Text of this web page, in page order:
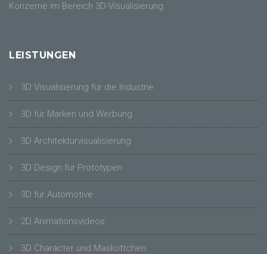
Konzerne im Bereich 3D-Visualisierung.
LEISTUNGEN
3D Visualisierung für die Industrie
3D für Marken und Werbung
3D Architekturvisualisierung
3D Design für Prototypen
3D für Automotive
2D Animationsvideos
3D Character und Maskottchen